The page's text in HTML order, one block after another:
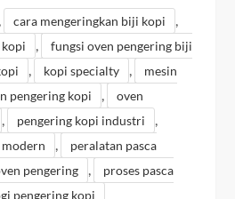
, cara mengeringkan biji kopi ,
,
fungsi oven pengering biji
, kopi specialty ,
mesin
pengering kopi ,
oven
, pengering kopi industri ,
,
peralatan pasca
pengering ,
proses pasca
pengering kopi